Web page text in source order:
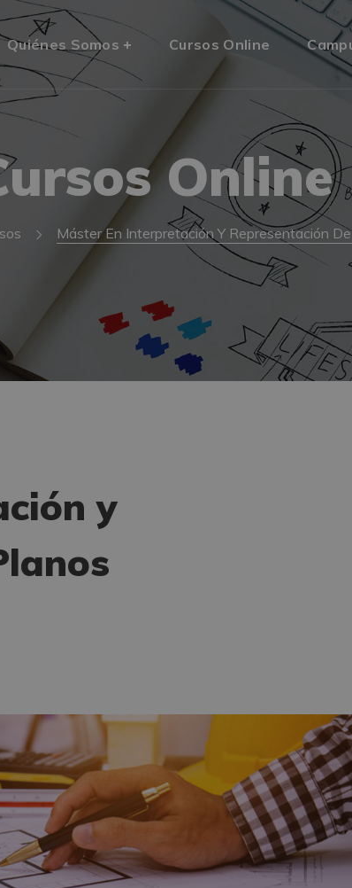
Quiénes Somos Cursos Online
Online
Máster En Interpretación Y Representación
y